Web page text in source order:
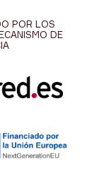
POR LOS
DE